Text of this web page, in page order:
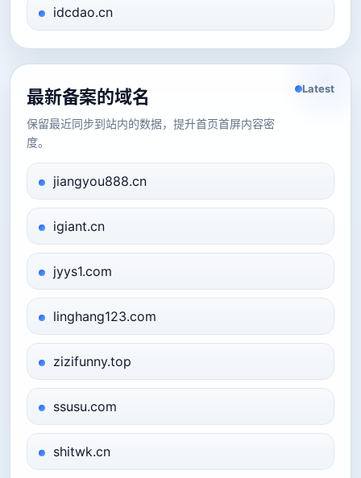
idcdao.cn
最新备案的域名
保留最近同步到站内的数据，提升首页首屏内容密
度。
Latest
jiangyou888.cn
igiant.cn
jyys1.com
linghang123.com
zizifunny.top
ssusu.com
shitwk.cn